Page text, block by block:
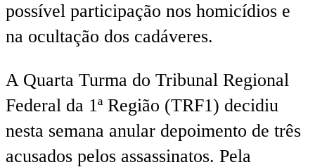
possível participação nos homicídios e
na ocultação dos cadáveres.
A Quarta Turma do Tribunal Regional
Federal da 1ª Região (TRF1) decidiu
nesta semana anular depoimento de três
acusados pelos assassinatos. Pela